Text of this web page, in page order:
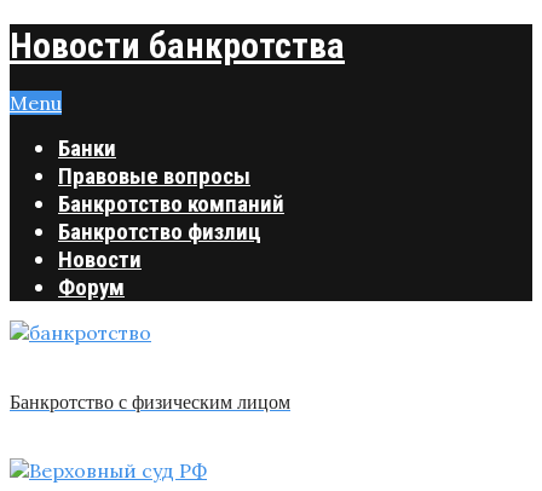
Новости банкротства
Menu
Банки
Правовые вопросы
Банкротство компаний
Банкротство физлиц
Новости
Форум
Банкротство с физическим лицом